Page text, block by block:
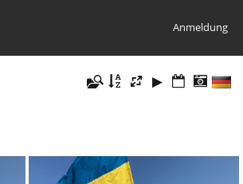
Anmeldung